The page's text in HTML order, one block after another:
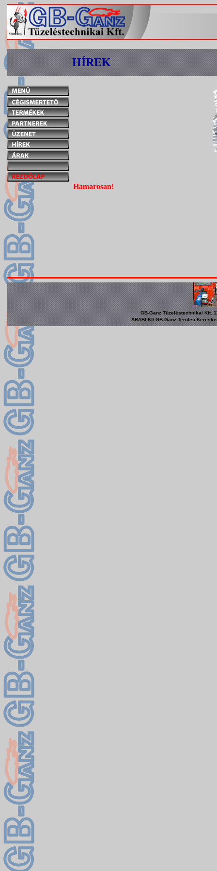
HÍREK
Hamarosan!
GB-Ganz Tüzeléstechnikai Kft.
ARABI Kft GB-Ganz Területi